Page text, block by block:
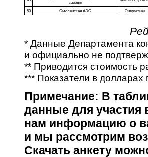
заводы
50 Смоленская АЭС Энергетика
* Данные Департамента
и официально не
** Приводится стоимость
*** Показатели в
Примечание: В
данные для участия
нам информацию о
и мы рассмотрим
Скачать анкету